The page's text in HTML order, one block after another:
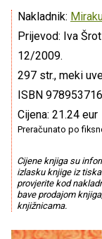
Nakladnik:
Prijevod: Iva Šrot
12/2009.
297 str., meki
ISBN
Cijena: 21.24 eur
Preračunato po
Cijene knjiga su
izlasku knjige iz
provjerite kod
bave prodajom
knjižnicama.